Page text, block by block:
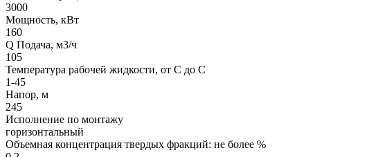
3000
Мощность, кВт
160
Q Подача, м3/ч
105
Температура рабочей жидкости, от С до С
1-45
Напор, м
245
Исполнение по монтажу
горизонтальный
Объемная концентрация твердых фракций: не более %